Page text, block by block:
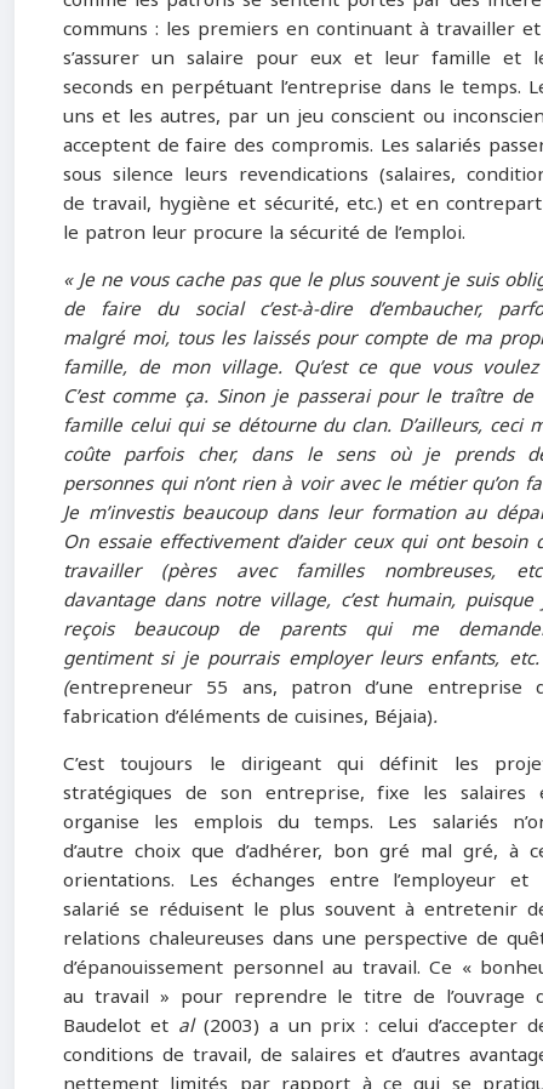
communs : les premiers en continuant à travailler
s’assurer un salaire pour eux et leur famille et
seconds en perpétuant l’entreprise dans le temps.
uns et les autres, par un jeu conscient ou
acceptent de faire des compromis. Les salariés
sous silence leurs revendications (salaires,
de travail, hygiène et sécurité, etc.) et en
le patron leur procure la sécurité de l’emploi.
« Je ne vous cache pas que le plus souvent je suis
de faire du social c’est-à-dire d’embaucher,
malgré moi, tous les laissés pour compte de ma
famille, de mon village. Qu’est ce que vous
C’est comme ça. Sinon je passerai pour le traître de
famille celui qui se détourne du clan. D’ailleurs, ceci
coûte parfois cher, dans le sens où je prends
personnes qui n’ont rien à voir avec le métier qu’on
Je m’investis beaucoup dans leur formation au
On essaie effectivement d’aider ceux qui ont besoin
travailler (pères avec familles nombreuses,
davantage dans notre village, c’est humain, puisque
reçois beaucoup de parents qui me
gentiment si je pourrais employer leurs enfants,
(entrepreneur 55 ans, patron d’une entreprise
fabrication d’éléments de cuisines, Béjaia).
C’est toujours le dirigeant qui définit les
stratégiques de son entreprise, fixe les salaires
organise les emplois du temps. Les salariés
d’autre choix que d’adhérer, bon gré mal gré, à
orientations. Les échanges entre l’employeur et
salarié se réduisent le plus souvent à entretenir
relations chaleureuses dans une perspective de
d’épanouissement personnel au travail. Ce «
au travail » pour reprendre le titre de l’ouvrage
Baudelot et al(2003) a un prix : celui d’accepter
conditions de travail, de salaires et d’autres